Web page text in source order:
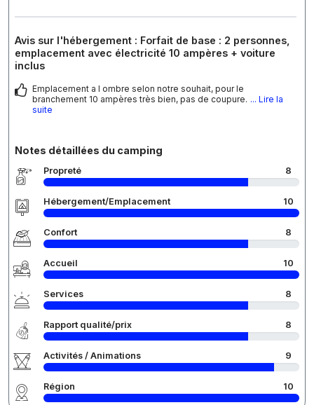
Avis sur l'hébergement : Forfait de base : 2 personnes,
emplacement avec électricité 10 ampères + voiture
inclus
Emplacement a l ombre selon notre souhait, pour le
branchement 10 ampères très bien, pas de coupure. ... Lire la
suite
Notes détaillées du camping
Propreté 8
Hébergement/Emplacement 10
Confort 8
Accueil 10
Services 8
Rapport qualité/prix 8
Activités / Animations 9
Région 10